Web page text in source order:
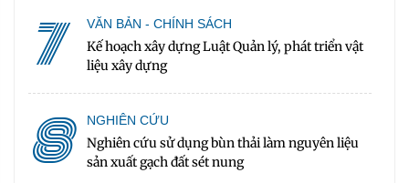
7 VĂN BẢN - CHÍNH SÁCH
Kế hoạch xây dựng Luật Quản lý, phát triển vật
liệu xây dựng
8 NGHIÊN CỨU
Nghiên cứu sử dụng bùn thải làm nguyên liệu
sản xuất gạch đất sét nung